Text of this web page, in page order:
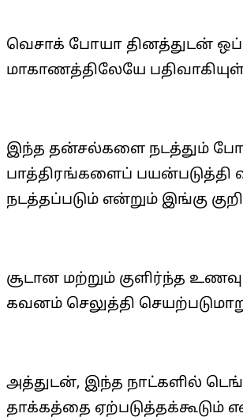
வெசாக் போயா தினத்துடன்
மாகாணத்திலேயே
இந்த தன்சல்களை நடத்தும்
பாத்திரங்களைப்
நடத்தப்படும் என்றும் இங்கு
சூடான மற்றும் குளிர்ந்த
கவனம் செலுத்தி
அத்துடன், இந்த நாட்களில்
தாக்கத்தை ஏற்படுத்தக்கூடும்